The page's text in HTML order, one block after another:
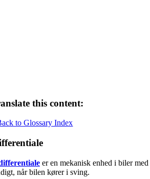
this content:
to Glossary Index
er en mekanisk enhed i biler med
når bilen kører i sving.